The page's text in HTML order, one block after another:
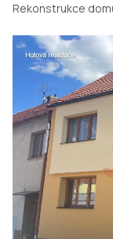
Rekonstrukce